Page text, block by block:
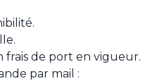
frais de port en vigueur.
par mail :